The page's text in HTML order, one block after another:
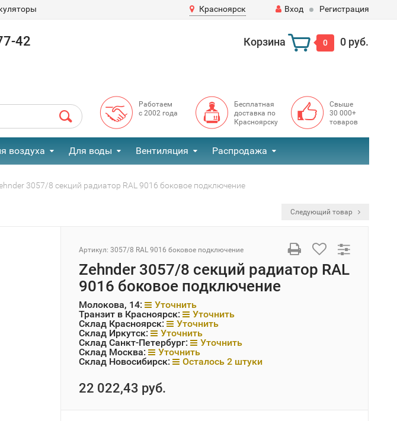
Красноярск Вход Регистрация
42 Корзина 0 0 руб.
Работаем
с 2002 года
Бесплатная
доставка по
Красноярску
Свыше
30 000+
товаров
воздуха Для воды Вентиляция Распродажа
3057/8 секций радиатор RAL 9016 боковое подключение
Следующий товар
Артикул: 3057/8 RAL 9016 боковое подключение
Zehnder 3057/8 секций радиатор RAL
9016 боковое подключение
Молокова, 14:
Уточнить
Транзит в Красноярск:
Уточнить
Склад Красноярск:
Уточнить
Склад Иркутск:
Уточнить
Склад Санкт-Петербург:
Уточнить
Склад Москва:
Уточнить
Склад Новосибирск:
Осталось 2 штуки
22 022,43 руб.